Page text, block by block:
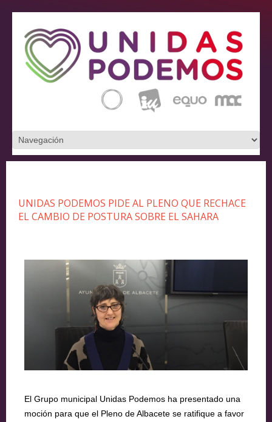
UNIDAS PODEMOS PIDE AL PLENO QUE RECHACE
EL CAMBIO DE POSTURA SOBRE EL SAHARA
El Grupo municipal Unidas Podemos ha presentado una
moción para que el Pleno de Albacete se ratifique a favor